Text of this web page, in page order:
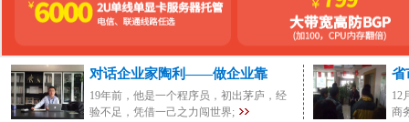
对话企业家陶利——做企业靠
19年前，他是一个程序员，初出茅庐，经
验不足，凭借一己之力闯世界;
省
12
商